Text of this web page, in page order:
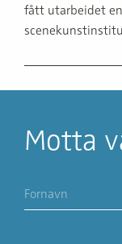
fått utarbeidet
Motta